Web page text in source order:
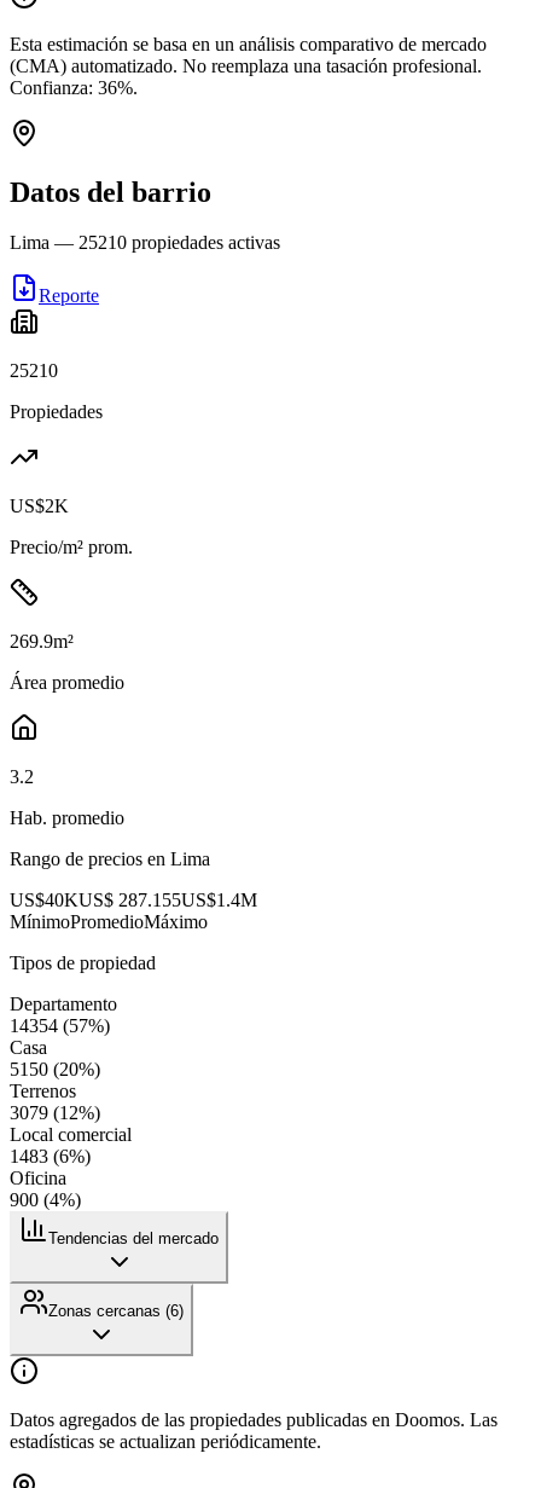
Esta estimación se basa en un análisis comparativo de mercado
(CMA) automatizado. No reemplaza una tasación profesional.
Confianza: 36%.
Datos del barrio
Lima — 25210 propiedades activas
Reporte
25210
Propiedades
US$2K
Precio/m² prom.
269.9m²
Área promedio
3.2
Hab. promedio
Rango de precios en Lima
US$40KUS$ 287.155US$1.4M
MínimoPromedioMáximo
Tipos de propiedad
Departamento
14354 (57%)
Casa
5150 (20%)
Terrenos
3079 (12%)
Local comercial
1483 (6%)
Oficina
900 (4%)
Tendencias del mercado
Zonas cercanas (6)
Datos agregados de las propiedades publicadas en Doomos. Las
estadísticas se actualizan periódicamente.